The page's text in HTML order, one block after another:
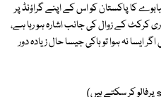
کا پاکستان کو اس کے اپنے گراؤنڈ پر
کرکٹ کے زوال کی جانب اشارہ ہو رہا ہے،
نہ ہوا تو ہاکی جیسا حال زیادہ دور